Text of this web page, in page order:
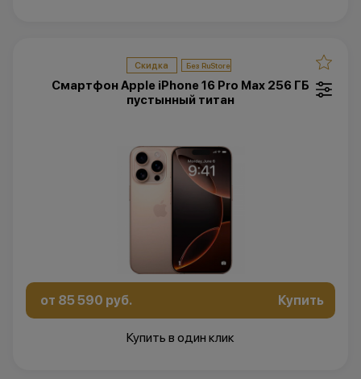
Скидка
Смартфон Apple iPhone 16 Pro Max 256 ГБ
пустынный титан
от 85 590 руб. Купить
Купить в один клик